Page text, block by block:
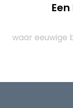
waar eeuwige